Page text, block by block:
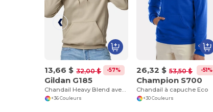
13,66 $ 32,00 $ -57%
Gildan G185
+36 Couleurs
26,32 $ 53,50 $ -51%
Champion S700
Chandail à capuche Eco
+30 Couleurs